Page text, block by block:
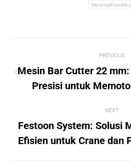
PREVIOUS
post:
Mesin Bar Cutter 22
Presisi untuk
NEXT
Next
post:
Festoon System: Solusi
Efisien untuk Crane dan